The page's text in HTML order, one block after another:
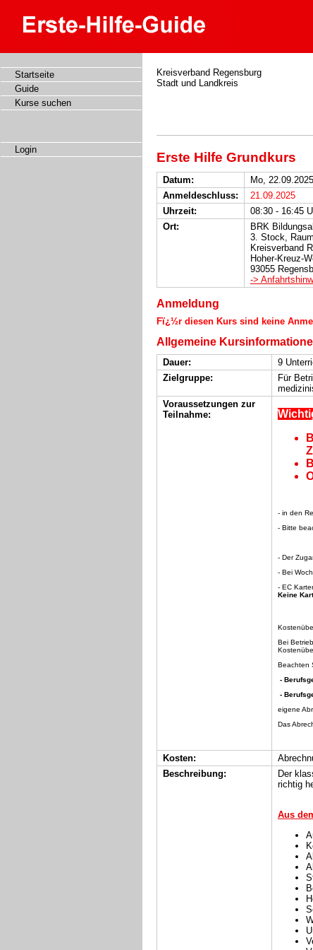
Startseite
Guide
Kurse suchen
Login
Kreisverband Regensburg
Stadt und Landkreis
Erste Hilfe Grundkurs
Datum:
Mo, 22.09.2025
Anmeldeschluss:
21.09.2025
Uhrzeit:
08:30 - 16:45
Ort:
BRK
3. Stock,
Kreisverband
Hoher-Kreuz-
93055
->
Anmeldung
Fï¿½r diesen Kurs sind keine
Allgemeine
Dauer:
9
Zielgruppe:
Für
Voraussetzungen zur
Teilnahme:
- in den
- Bitte
- Der
- Bei
- EC
Keine
Bei
Beachten
-
-
eigene
Das
Kosten:
Beschreibung:
Der
richtig
Aus